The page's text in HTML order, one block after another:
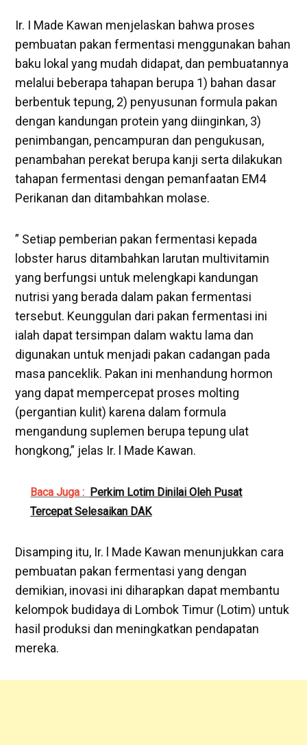
Ir. I Made Kawan menjelaskan bahwa proses
pembuatan pakan fermentasi menggunakan bahan
baku lokal yang mudah didapat, dan pembuatannya
melalui beberapa tahapan berupa 1) bahan dasar
berbentuk tepung, 2) penyusunan formula pakan
dengan kandungan protein yang diinginkan, 3)
penimbangan, pencampuran dan pengukusan,
penambahan perekat berupa kanji serta dilakukan
tahapan fermentasi dengan pemanfaatan EM4
Perikanan dan ditambahkan molase.
” Setiap pemberian pakan fermentasi kepada
lobster harus ditambahkan larutan multivitamin
yang berfungsi untuk melengkapi kandungan
nutrisi yang berada dalam pakan fermentasi
tersebut. Keunggulan dari pakan fermentasi ini
ialah dapat tersimpan dalam waktu lama dan
digunakan untuk menjadi pakan cadangan pada
masa panceklik. Pakan ini menhandung hormon
yang dapat mempercepat proses molting
(pergantian kulit) karena dalam formula
mengandung suplemen berupa tepung ulat
hongkong,” jelas Ir. l Made Kawan.
Baca Juga : Perkim Lotim Dinilai Oleh Pusat
Tercepat Selesaikan DAK
Disamping itu, Ir. l Made Kawan menunjukkan cara
pembuatan pakan fermentasi yang dengan
demikian, inovasi ini diharapkan dapat membantu
kelompok budidaya di Lombok Timur (Lotim) untuk
hasil produksi dan meningkatkan pendapatan
mereka.